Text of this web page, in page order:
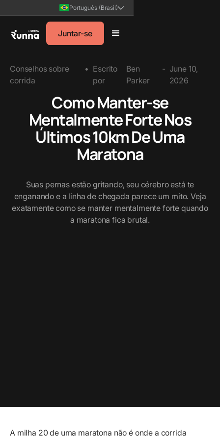
Português (Brasil)
Juntar-se
Conselhos sobre
corrida
• Escrito
por
Ben
Parker
- June 10,
2026
Como Manter-se
Mentalmente Forte Nos
Últimos 10km De Uma
Maratona
Suas pernas estão gritando, seu cérebro está te
enganando e a linha de chegada parece um mito. Veja
exatamente como se manter mentalmente forte quando
a maratona fica brutal.
A milha 20 de uma maratona não é onde a corrida